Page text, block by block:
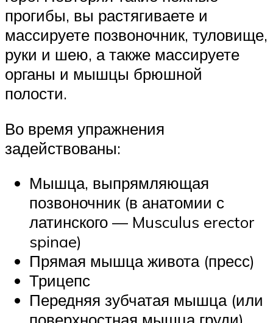
прогибы, вы растягиваете и
массируете позвоночник, туловище,
руки и шею, а также массируете
органы и мышцы брюшной
полости.
Во время упражнения
задействованы:
Мышца, выпрямляющая
позвоночник (в анатомии с
латинского — Musculus erector
spinae)
Прямая мышца живота (пресс)
Трицепс
Передняя зубчатая мышца (или